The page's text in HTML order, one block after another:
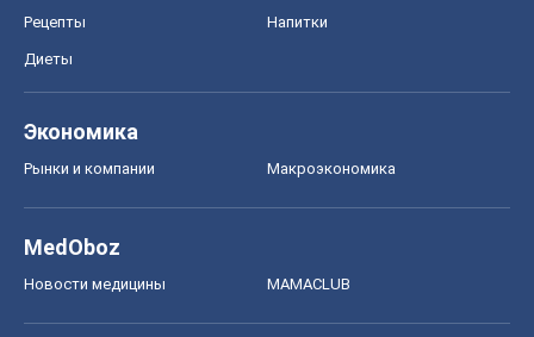
Рецепты Напитки
Диеты
Экономика
Рынки и компании Mакроэкономика
MedOboz
Новости медицины MAMACLUB